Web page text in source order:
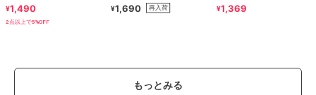
ック） [C4819]
¥1,490
2点以上で5%OFF
ボスドルマントップス 全5色
¥1,690 再入荷
プハーフスリーブTシャツ
¥1,369
もっとみる